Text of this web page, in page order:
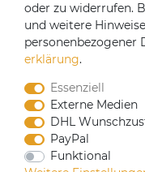
CoffeeB2B hat eine
oder zu widerrufen.
und weitere
personenbezogener
erklärung.
Essenziell
Externe Medien
DHL
PayPal
Funktional